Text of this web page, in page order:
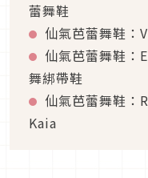
蕾舞鞋
仙氣芭蕾舞鞋：
仙氣芭蕾舞鞋：
舞綁帶鞋
仙氣芭蕾舞鞋
Kaia